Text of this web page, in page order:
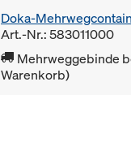
Doka-
Art.-Nr.: 583011000
Mehrweggebinde
Warenkorb)